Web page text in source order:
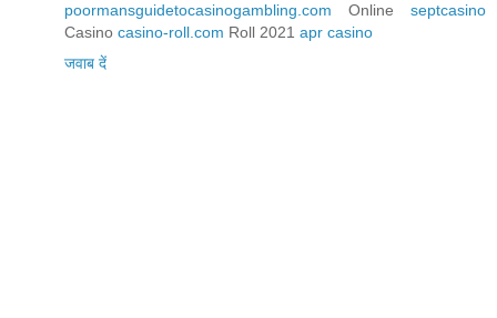
poormansguidetocasinogambling.com Online septcasino
Casino casino-roll.com Roll 2021 apr casino
जवाब दें